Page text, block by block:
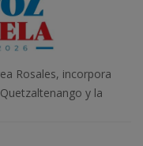
Rosales, incorpora
y la